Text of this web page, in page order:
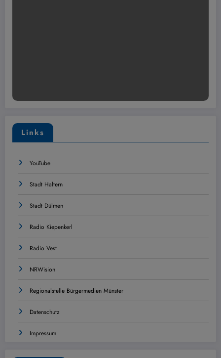
Links
YouTube
Stadt Haltern
Stadt Dülmen
Radio Kiepenkerl
Radio Vest
NRWision
Regionalstelle Bürgermedien Münster
Datenschutz
Impressum